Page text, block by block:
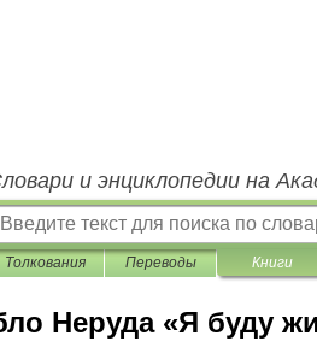
и энциклопедии на
Толкования Переводы Книги
Неруда «Я буду